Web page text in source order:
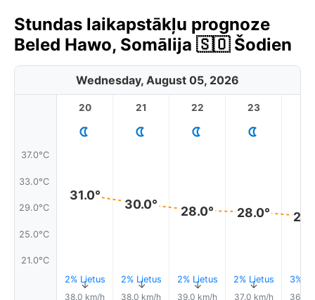
Stundas laikapstākļu prognoze
Beled Hawo, Somālija 🇸🇴 Šodien
Wednesday, August 05, 2026
37.0°C
33.0°C
29.0°C
25.0°C
21.0°C
20
31.0°
2% Lietus
↑
38.0 km/h
21
30.0°
2% Lietus
↑
38.0 km/h
22
28.0°
2% Lietus
↑
39.0 km/h
23
28.0°
2% Lietus
↑
37.0 km/h
3%
36.0